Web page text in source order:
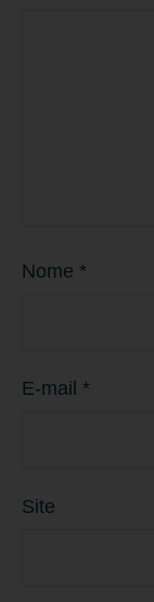
Nome *
E-mail *
Site